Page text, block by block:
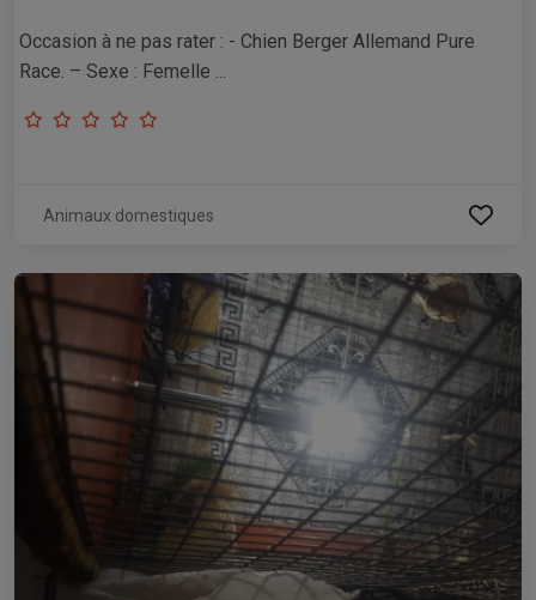
Occasion à ne pas rater : - Chien Berger Allemand Pure
Race. – Sexe : Femelle ...
Animaux domestiques